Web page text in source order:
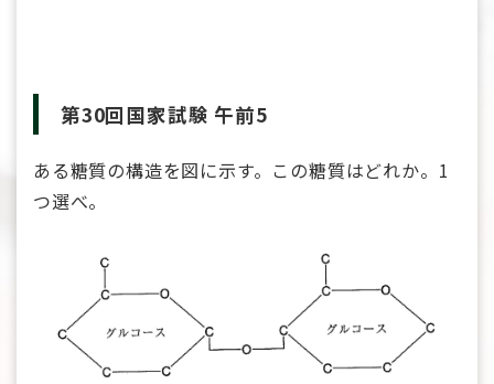
第30回国家試験 午前5
ある糖質の構造を図に示す。この糖質はどれか。1
つ選べ。